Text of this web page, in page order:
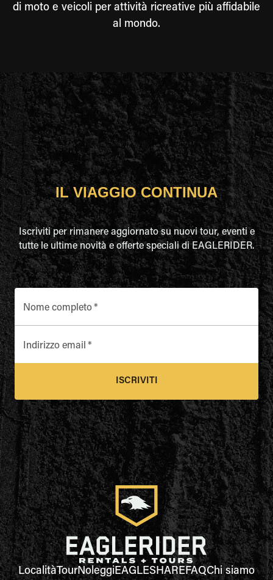
di moto e veicoli per attività ricreative più affidabile
al mondo.
IL VIAGGIO CONTINUA
Iscriviti per rimanere aggiornato su nuovi tour, eventi e
tutte le ultime novità e offerte speciali di EAGLERIDER.
Nome completo*
Indirizzo email *
ISCRIVITI
LocalitàTourNoleggiEAGLESHAREFAQChi siamo